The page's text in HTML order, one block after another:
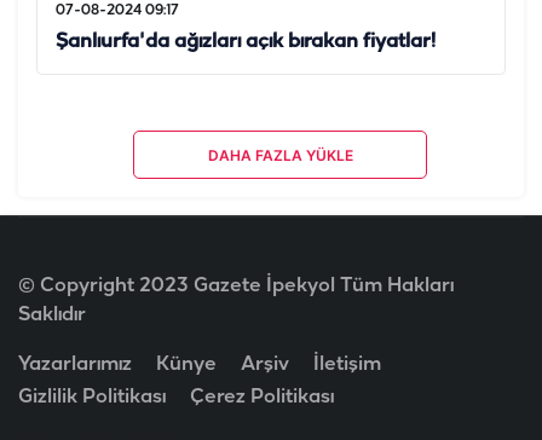
07-08-2024 09:17
Şanlıurfa'da ağızları açık bırakan fiyatlar!
DAHA FAZLA YÜKLE
© Copyright 2023 Gazete İpekyol Tüm Hakları
Saklıdır
Yazarlarımız Künye Arşiv
İletişim
Gizlilik Politikası
Çerez Politikası